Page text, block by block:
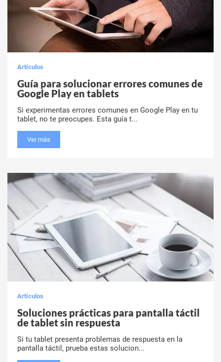
Artículos
Guía para solucionar errores comunes de
Google Play en tablets
Si experimentas errores comunes en Google Play en tu
tablet, no te preocupes. Esta guía t...
Ver más
Artículos
Soluciones prácticas para pantalla táctil
de tablet sin respuesta
Si tu tablet presenta problemas de respuesta en la
pantalla táctil, prueba estas solucion...